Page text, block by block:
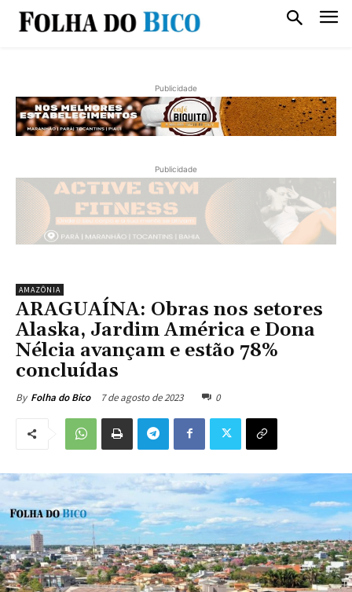
Publicidade
Publicidade
AMAZÔNIA
ARAGUAÍNA: Obras nos setores
Alaska, Jardim América e Dona
Nélcia avançam e estão 78%
concluídas
By Folha do Bico 7 de agosto de 2023 0